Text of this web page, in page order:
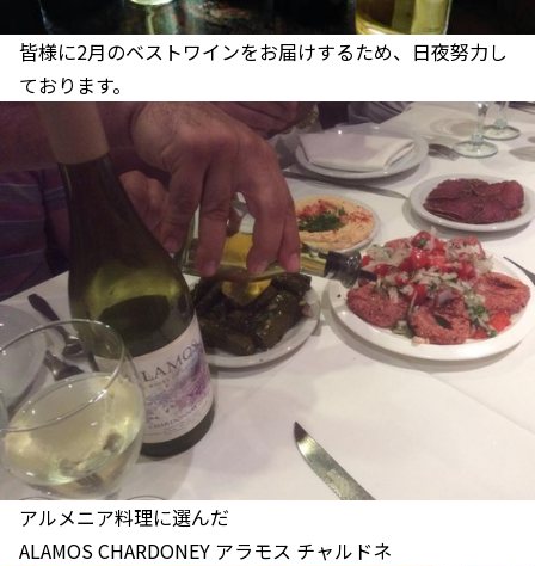
皆様に2月のベストワインをお届けするため、日夜努力し
ております。
アルメニア料理に選んだ
ALAMOS CHARDONEY アラモス チャルドネ